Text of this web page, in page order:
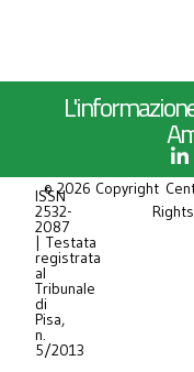
ISSN
2532-
2087
| Testata
registrata
al
Tribunale
di
Pisa,
n.
5/2013
© 2026 Copyright